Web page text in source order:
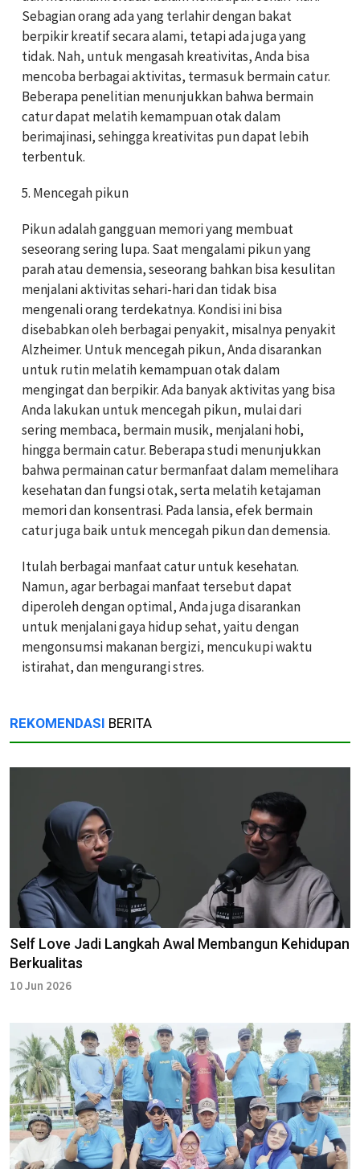
Sebagian orang ada yang terlahir dengan bakat
berpikir kreatif secara alami, tetapi ada juga yang
tidak. Nah, untuk mengasah kreativitas, Anda bisa
mencoba berbagai aktivitas, termasuk bermain catur.
Beberapa penelitian menunjukkan bahwa bermain
catur dapat melatih kemampuan otak dalam
berimajinasi, sehingga kreativitas pun dapat lebih
terbentuk.
5. Mencegah pikun
Pikun adalah gangguan memori yang membuat
seseorang sering lupa. Saat mengalami pikun yang
parah atau demensia, seseorang bahkan bisa kesulitan
menjalani aktivitas sehari-hari dan tidak bisa
mengenali orang terdekatnya. Kondisi ini bisa
disebabkan oleh berbagai penyakit, misalnya penyakit
Alzheimer. Untuk mencegah pikun, Anda disarankan
untuk rutin melatih kemampuan otak dalam
mengingat dan berpikir. Ada banyak aktivitas yang bisa
Anda lakukan untuk mencegah pikun, mulai dari
sering membaca, bermain musik, menjalani hobi,
hingga bermain catur. Beberapa studi menunjukkan
bahwa permainan catur bermanfaat dalam memelihara
kesehatan dan fungsi otak, serta melatih ketajaman
memori dan konsentrasi. Pada lansia, efek bermain
catur juga baik untuk mencegah pikun dan demensia.
Itulah berbagai manfaat catur untuk kesehatan.
Namun, agar berbagai manfaat tersebut dapat
diperoleh dengan optimal, Anda juga disarankan
untuk menjalani gaya hidup sehat, yaitu dengan
mengonsumsi makanan bergizi, mencukupi waktu
istirahat, dan mengurangi stres.
REKOMENDASI BERITA
Self Love Jadi Langkah Awal Membangun Kehidupan
Berkualitas
10 Jun 2026